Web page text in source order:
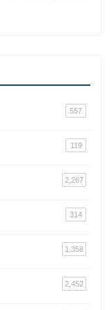
557
119
2,267
314
1,358
2,452